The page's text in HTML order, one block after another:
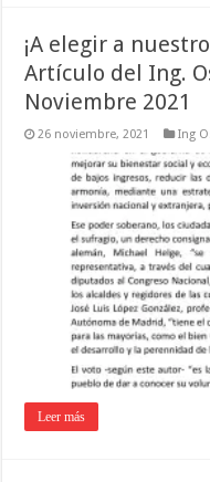
¡A elegir a
Artículo del Ing.
Noviembre 2021
26 noviembre, 2021 Ing
Leer más